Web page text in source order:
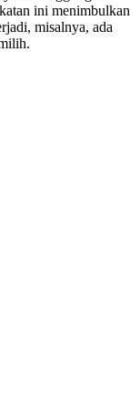
ini menimbulkan
misalnya, ada